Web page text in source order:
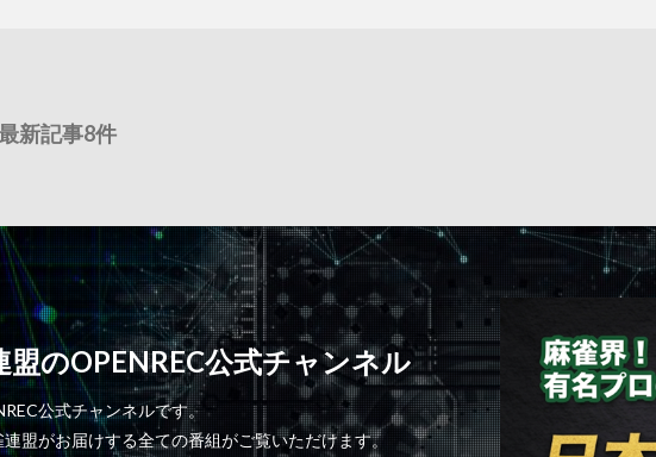
新記事8件
のOPENREC公式チャンネル
公式チャンネルです。
盟がお届けする全ての番組がご覧いただけます。